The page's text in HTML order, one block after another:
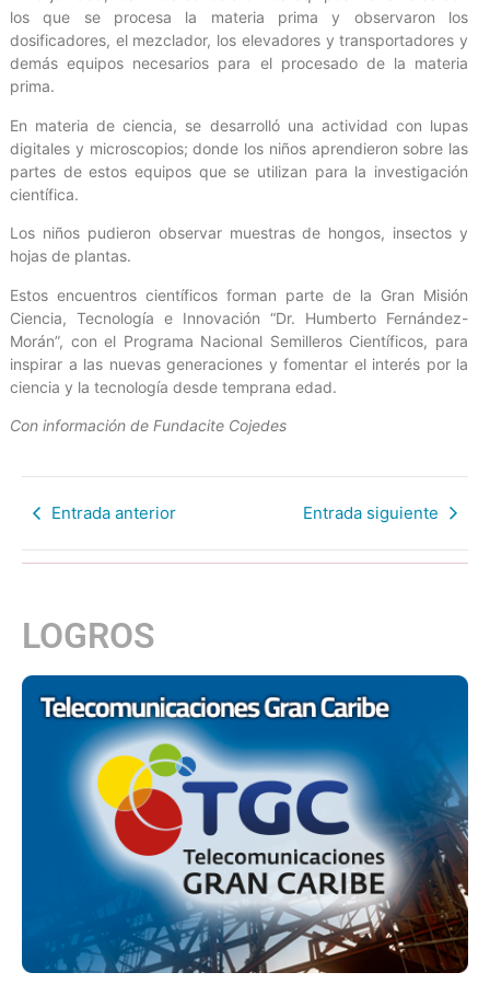
los que se procesa la materia prima y observaron los
dosificadores, el mezclador, los elevadores y transportadores y
demás equipos necesarios para el procesado de la materia
prima.
En materia de ciencia, se desarrolló una actividad con lupas
digitales y microscopios; donde los niños aprendieron sobre las
partes de estos equipos que se utilizan para la investigación
científica.
Los niños pudieron observar muestras de hongos, insectos y
hojas de plantas.
Estos encuentros científicos forman parte de la Gran Misión
Ciencia, Tecnología e Innovación “Dr. Humberto Fernández-
Morán”, con el Programa Nacional Semilleros Científicos, para
inspirar a las nuevas generaciones y fomentar el interés por la
ciencia y la tecnología desde temprana edad.
Con información de Fundacite Cojedes
Entrada anterior Entrada siguiente
LOGROS